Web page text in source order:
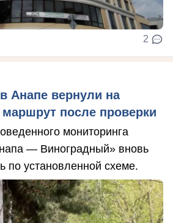
2
Анапе вернули на
после проверки
мониторинга
— Виноградный» вновь
по установленной схеме.